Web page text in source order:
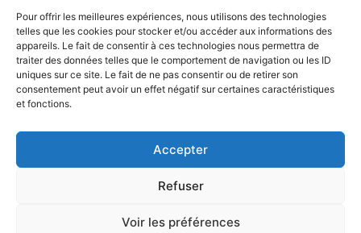
Pour offrir les meilleures expériences, nous utilisons des technologies
telles que les cookies pour stocker et/ou accéder aux informations des
appareils. Le fait de consentir à ces technologies nous permettra de
traiter des données telles que le comportement de navigation ou les ID
uniques sur ce site. Le fait de ne pas consentir ou de retirer son
consentement peut avoir un effet négatif sur certaines caractéristiques
et fonctions.
Accepter
Refuser
Voir les préférences
Mardi : de 17 h à 20 h
Jeudi : de 17 h à 20 h
Samedi : de 14 h à 17 h
Stand de tir LA BOTZACHE
Près de Mazembroz
Tel: +41 (0)79 220 41 69
Plan d'accès